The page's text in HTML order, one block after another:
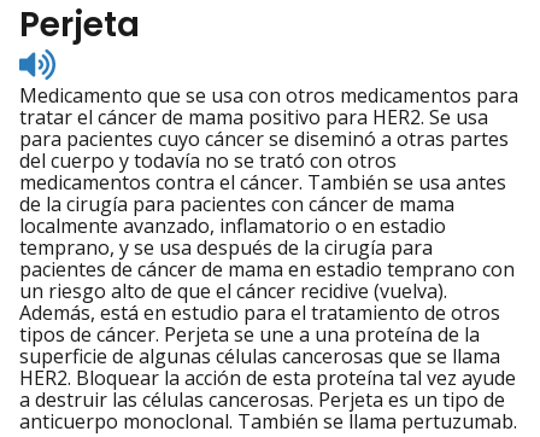
Perjeta
Listen
to
pronunciation
Medicamento que se usa con otros medicamentos para
tratar el cáncer de mama positivo para HER2. Se usa
para pacientes cuyo cáncer se diseminó a otras partes
del cuerpo y todavía no se trató con otros
medicamentos contra el cáncer. También se usa antes
de la cirugía para pacientes con cáncer de mama
localmente avanzado, inflamatorio o en estadio
temprano, y se usa después de la cirugía para
pacientes de cáncer de mama en estadio temprano con
un riesgo alto de que el cáncer recidive (vuelva).
Además, está en estudio para el tratamiento de otros
tipos de cáncer. Perjeta se une a una proteína de la
superficie de algunas células cancerosas que se llama
HER2. Bloquear la acción de esta proteína tal vez ayude
a destruir las células cancerosas. Perjeta es un tipo de
anticuerpo monoclonal. También se llama pertuzumab.